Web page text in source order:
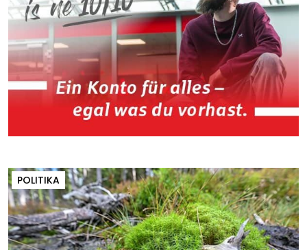
POLITIKA